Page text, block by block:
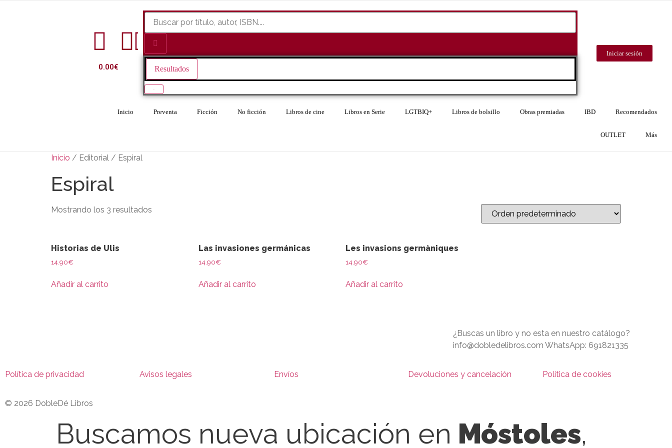
0.00€ Resultados
Iniciar sesión
Inicio Preventa Ficción No ficción Libros de cine Libros en Serie LGTBIQ+ Libros de bolsillo Obras premiadas IBD Recomendados
OUTLET Más
Inicio / Editorial / Espiral
Espiral
Mostrando los 3 resultados
Historias de Ulis
14.90€
Añadir al carrito
Las invasiones germánicas
14.90€
Añadir al carrito
Les invasions germàniques
14.90€
Añadir al carrito
¿Buscas un libro y no esta en nuestro catálogo?
info@dobledelibros.com WhatsApp: 691821335
Política de privacidad Avisos legales Envíos Devoluciones y cancelación Política de cookies
© 2026 DobleDé Libros
Buscamos nueva ubicación en Móstoles,